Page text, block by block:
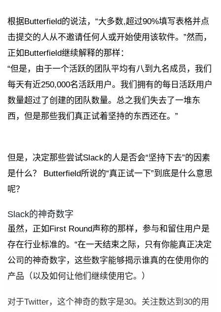
根据Butterfield的说法，“大多数,超过90%填写表格并点
击提交的人从不邀请任何人或开始使用该软件。”然而，
正如Butterfield继续解释的那样：
“但是，由于一个活跃的团队平均有八到九名成员，我们
每天有近250,000名活跃用户。我们拥有的每日活跃用户
数量超过了创建的团队数量。总之我们失去了一堆东
西，但是那些我们真正试着坚持的东西还在。”
但是，决定那些尝试Slack的人是否会“坚持下去”的因素
是什么？ Butterfield所说的“真正试一下”到底是什么意思
呢？
Slack的神奇数字
虽然，正如First Round声称的那样，参与和留住用户是
存在行业标准的。“在一天结束之际，只有你能真正决定
公司的神奇数字，这些数字能够揭示谁真的在使用你的
产品（以及如何让他们继续使用它。）
对于Twitter，这个神奇的数字是30。关注数达到30的用